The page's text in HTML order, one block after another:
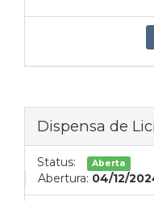
Dispensa de
Status: Aberta
Abertura: 04/12/